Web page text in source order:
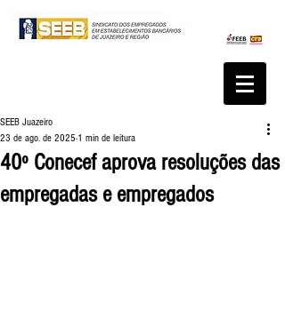
40º Conecef aprova resoluções das
empregadas e empregados
SEEB Juazeiro
23 de ago. de 2025 1 min de leitura